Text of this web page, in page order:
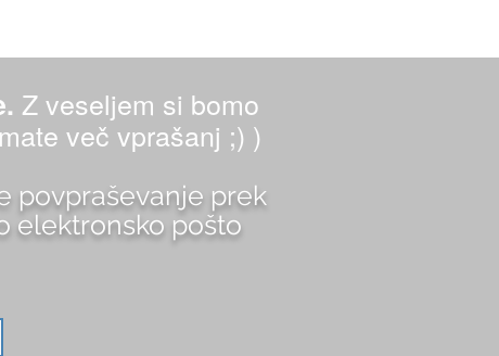
Z veseljem si bomo
več vprašanj ;) )
povpraševanje prek
elektronsko pošto